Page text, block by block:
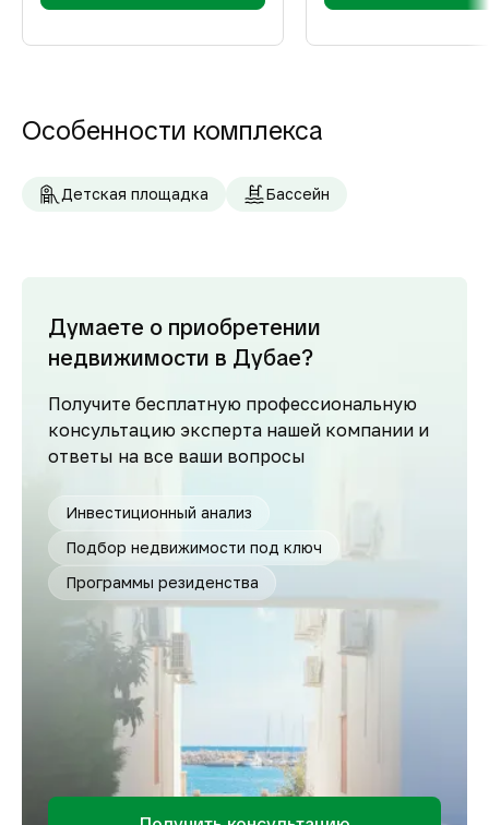
Особенности комплекса
Детская площадка Бассейн
Думаете о приобретении
недвижимости в Дубае?
Получите бесплатную профессиональную
консультацию эксперта нашей компании и
ответы на все ваши вопросы
Инвестиционный анализ
Подбор недвижимости под ключ
Программы резиденства